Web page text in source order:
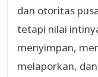
dan otoritas
tetapi nilai
menyimpan,
melaporkan,